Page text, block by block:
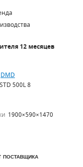
12 месяцев
DMD
500L 8
1900×590×1470
поставщика